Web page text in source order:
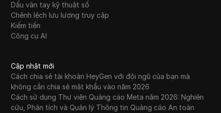
Dấu vân tay kỹ thuật số
Chênh lệch lưu lượng truy cập
Kiếm tiền
Công cụ AI
Cập nhật mới
Cách chia sẻ tài khoản HeyGen với đội ngũ của bạn mà
không cần chia sẻ mật khẩu vào năm 2026
Cách sử dụng Thư viện Quảng cáo Meta năm 2026: Nghiên
cứu, Phân tích và Quản lý Thông tin Quảng cáo An toàn